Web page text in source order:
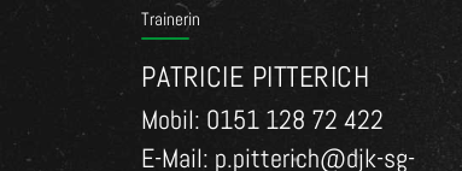
Trainerin
PATRICIE PITTERICH
Mobil: 0151 128 72 422
E-Mail: p.pitterich@djk-sg-